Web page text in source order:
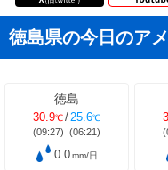
徳島県の今日のア
徳島
30.9℃/25.6℃
(09:27) (06:21)
0.0 mm/日